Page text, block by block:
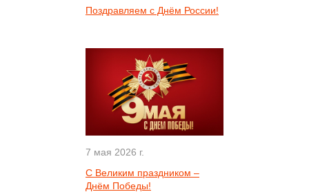
Поздравляем с Днём России!
7 мая 2026 г.
С Великим праздником –
Днём Победы!